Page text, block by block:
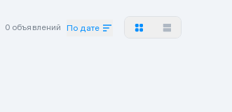
0 объявлений По дате